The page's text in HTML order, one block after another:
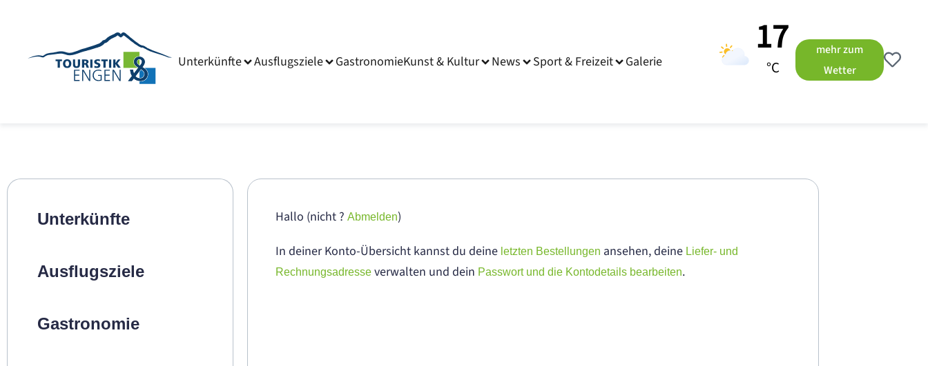
Unterkünfte Ausflugsziele GastronomieKunst & Kultur News Sport & Freizeit Galerie
17
°C
mehr zum
Wetter
Unterkünfte
Ausflugsziele
Gastronomie
Hallo (nicht ? Abmelden)
In deiner Konto-Übersicht kannst du deine letzten Bestellungen ansehen, deine Liefer- und
Rechnungsadresse verwalten und dein Passwort und die Kontodetails bearbeiten.